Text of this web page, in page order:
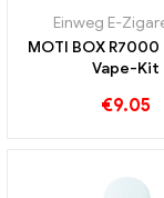
Einweg E-
MOTI BOX
Vape-Kit
€9.05